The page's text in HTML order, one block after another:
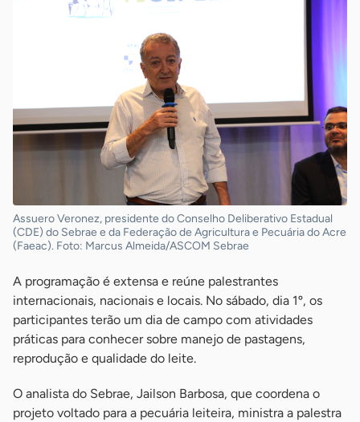
Assuero Veronez, presidente do Conselho Deliberativo Estadual
(CDE) do Sebrae e da Federação de Agricultura e Pecuária do Acre
(Faeac). Foto: Marcus Almeida/ASCOM Sebrae
A programação é extensa e reúne palestrantes
internacionais, nacionais e locais. No sábado, dia 1º, os
participantes terão um dia de campo com atividades
práticas para conhecer sobre manejo de pastagens,
reprodução e qualidade do leite.
O analista do Sebrae, Jailson Barbosa, que coordena o
projeto voltado para a pecuária leiteira, ministra a palestra